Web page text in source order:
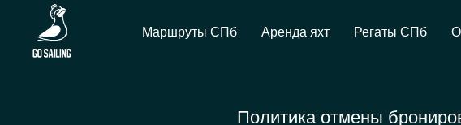
Маршруты СПб Аренда яхт Регаты СПб О
Политика отмены